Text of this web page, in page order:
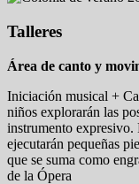
Talleres
Área de canto y
Iniciación musical +
niños explorarán las
instrumento
ejecutarán pequeñas
que se suma como
de la Ópera